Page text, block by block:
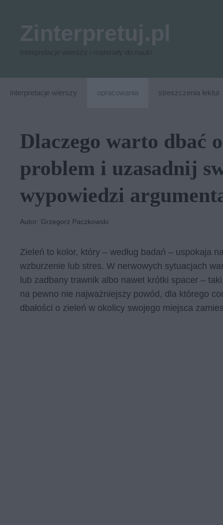
interpretacje wierszy opracowania streszczenia lektur
Dlaczego warto dbać
problem i uzasadnij
wypowiedzi
Autor: Grzegorz Paczkowski
Zieleń to kolor, który – według badań – uspokaja
wzburzenie lub stres. W nerwowych sytuacjach
lub zadbany trawnik albo nawet krótki spacer –
na pewno nie najważniejszy powód, dla którego
dbałości o zieleń w okolicy swojego miejsca